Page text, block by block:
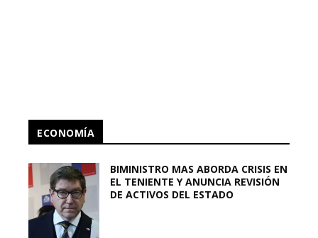
ECONOMÍA
BIMINISTRO MAS ABORDA CRISIS EN
EL TENIENTE Y ANUNCIA REVISIÓN
DE ACTIVOS DEL ESTADO